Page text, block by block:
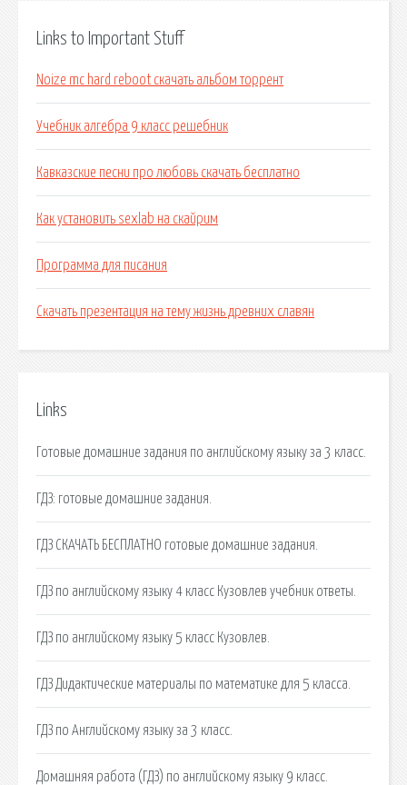
Links to Important Stuff
Noize mc hard reboot скачать альбом торрент
Учебник алгебра 9 класс решебник
Кавказские песни про любовь скачать бесплатно
Как установить sexlab на скайрим
Программа для писания
Скачать презентация на тему жизнь древних славян
Links
Готовые домашние задания по английскому языку за 3 класс.
ГДЗ: готовые домашние задания.
ГДЗ СКАЧАТЬ БЕСПЛАТНО готовые домашние задания.
ГДЗ по английскому языку 4 класс Кузовлев учебник ответы.
ГДЗ по английскому языку 5 класс Кузовлев.
ГДЗ Дидактические материалы по математике для 5 класса.
ГДЗ по Английскому языку за 3 класс.
Домашняя работа (ГДЗ) по английскому языку 9 класс.